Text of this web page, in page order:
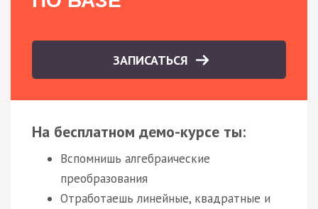
ЗАПИСАТЬСЯ
На бесплатном демо-курсе ты:
Вспомнишь алгебраические
преобразования
Отработаешь линейные, квадратные и